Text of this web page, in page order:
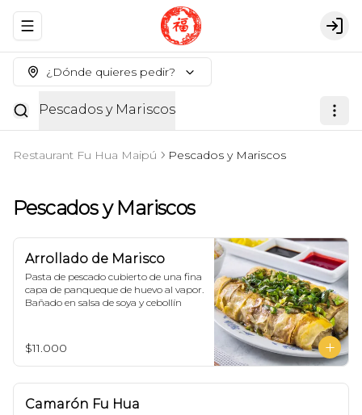
Abrir menu de navegación
¿Dónde quieres pedir?
Pescados y Mariscos
Restaurant Fu Hua Maipú Pescados y Mariscos
Pescados y Mariscos
Arrollado de Marisco
Pasta de pescado cubierto de una fina
capa de panqueque de huevo al vapor.
Bañado en salsa de soya y cebollín
$11.000
Camarón Fu Hua